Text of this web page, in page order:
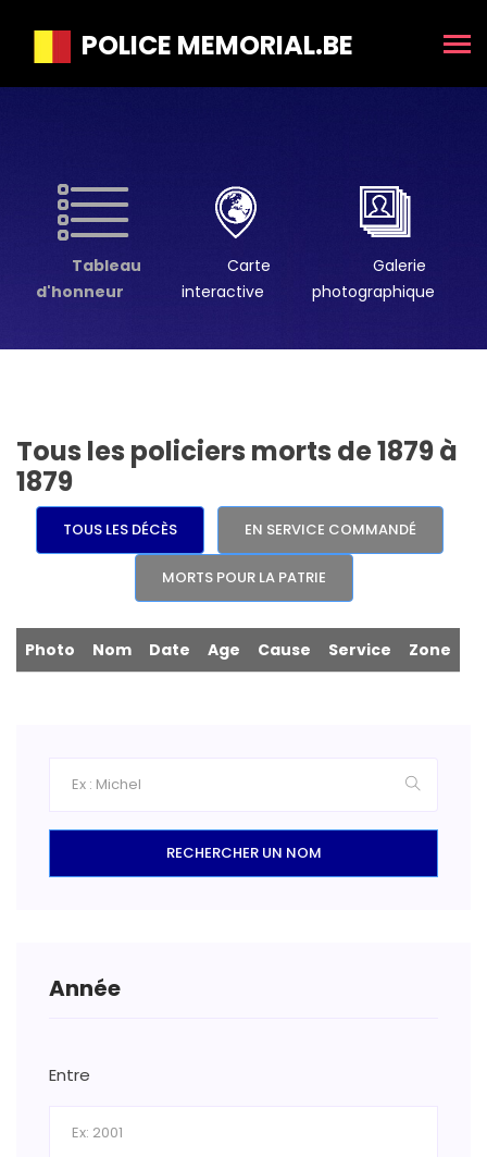
POLICE MEMORIAL.BE
Tableau
d'honneur
Carte
interactive
Galerie
photographique
Tous les policiers morts de 1879 à
1879
TOUS LES DÉCÈS EN SERVICE COMMANDÉ
MORTS POUR LA PATRIE
Photo Nom Date Age Cause Service Zone
RECHERCHER UN NOM
Année
Entre